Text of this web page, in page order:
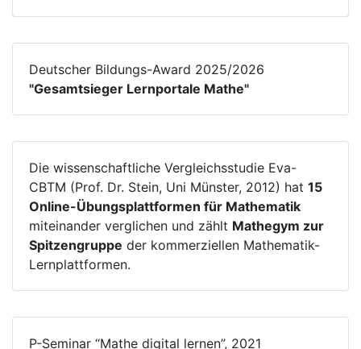
Deutscher Bildungs-Award 2025/2026
"Gesamtsieger Lernportale Mathe"
Die wissenschaftliche Vergleichsstudie Eva-
CBTM (Prof. Dr. Stein, Uni Münster, 2012) hat 15
Online-Übungsplattformen für Mathematik
miteinander verglichen und zählt Mathegym zur
Spitzengruppe der kommerziellen Mathematik-
Lernplattformen.
P-Seminar “Mathe digital lernen”, 2021